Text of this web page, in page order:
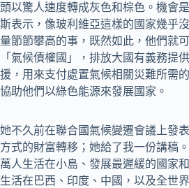
頭以驚人速度轉成灰色和棕色。機會
斯表示，像玻利維亞這樣的國家幾乎
量節節攀高的事，既然如此，他們就
「氣候債權國」，排放大國有義務提
援，用來支付處置氣候相關災難所需
協助他們以綠色能源來發展國家。
她不久前在聯合國氣候變遷會議上發
方式的財富轉移；她給了我一份講稿
萬人生活在小島、發展最遲緩的國家
生活在巴西、印度、中國，以及全世